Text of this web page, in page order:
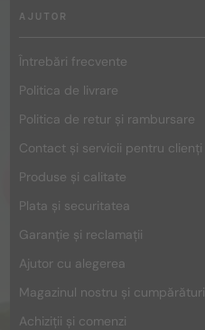
AJUTOR
Întrebări frecvente
Politica de livrare
Politica de retur și rambursare
Contact și servicii pentru clienți
Produse și calitate
Plata și securitatea
Garanție și reclamații
Ajutor cu alegerea
Magazinul nostru și
Achiziții și comenzi